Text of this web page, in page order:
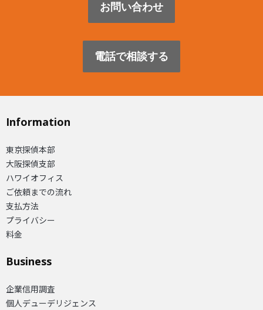
お問い合わせ
電話で相談する
Information
東京探偵本部
大阪探偵支部
ハワイオフィス
ご依頼までの流れ
支払方法
プライバシー
料金
Business
企業信用調査
個人デューデリジェンス